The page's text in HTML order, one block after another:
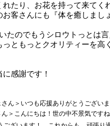
れたり、お花を持って来てく
お客さんにも『体を癒しまし
たのでもうシロウトっとは
っともっとクオリティーを高
感謝です！
さん＞いつも応援ありがとうござい
ん＞こんにちは！世の中不景気です